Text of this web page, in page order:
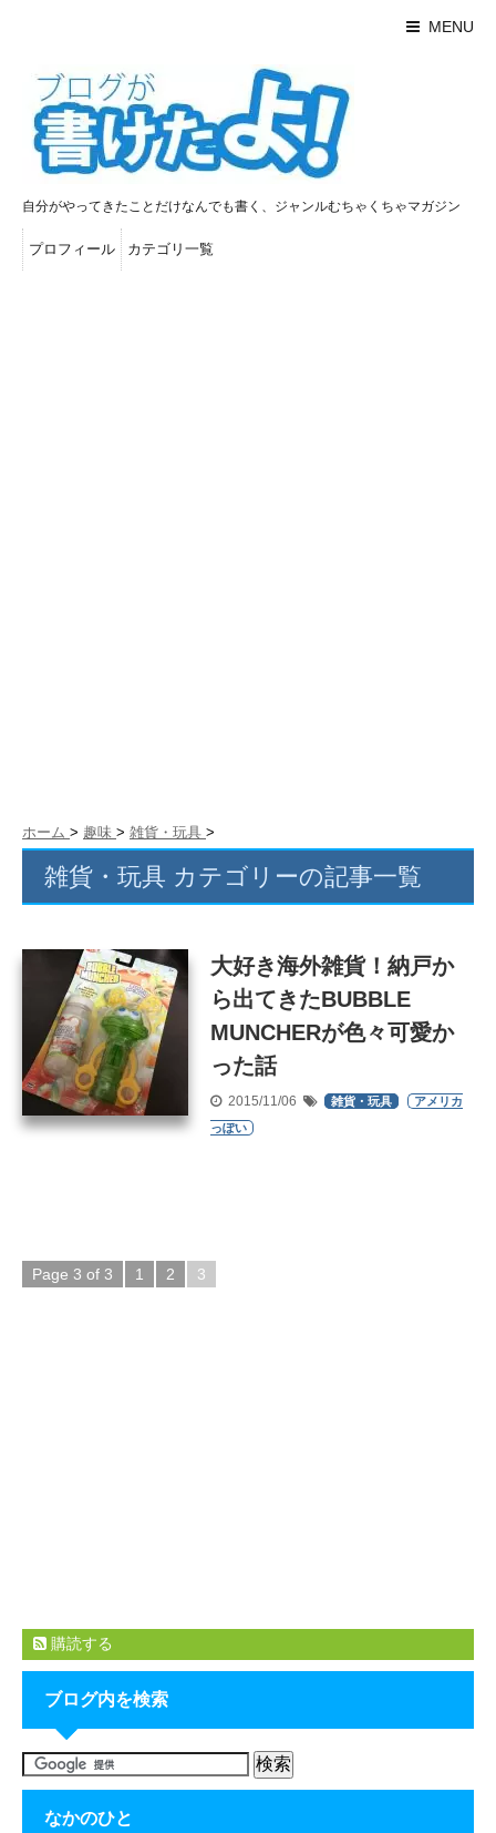
MENU
自分がやってきたことだけなんでも書く、ジャンルむちゃくちゃマガジン
プロフィール カテゴリ一覧
ホーム > 趣味 > 雑貨・玩具 >
雑貨・玩具 カテゴリーの記事一覧
大好き海外雑貨！納戸か
ら出てきたBUBBLE
MUNCHERが色々可愛か
った話
2015/11/06 雑貨・玩具
アメリカ
っぽい
Page 3 of 3 1 2 3
購読する
ブログ内を検索
なかのひと